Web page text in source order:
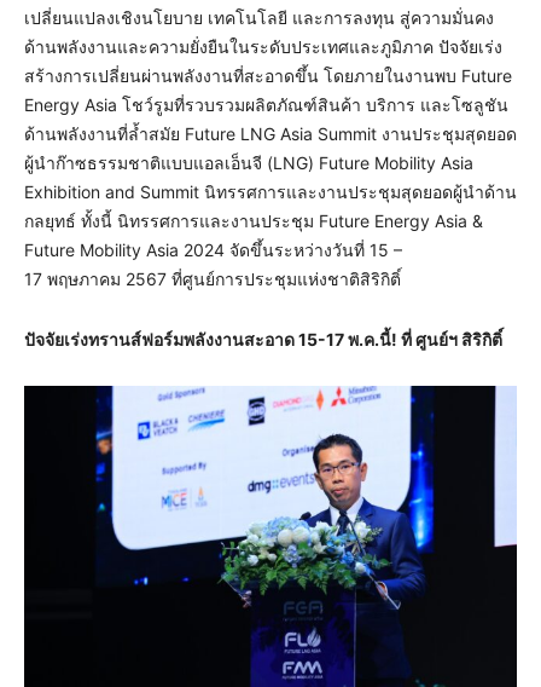
เปลี่ยนแปลงเชิงนโยบาย เทคโนโลยี และการลงทุน สู่ความมั่นคง
ด้านพลังงานและความยั่งยืนในระดับประเทศและภูมิภาค ปัจจัยเร่ง
สร้างการเปลี่ยนผ่านพลังงานที่สะอาดขึ้น โดยภายในงานพบ Future
Energy Asia โชว์รูมที่รวบรวมผลิตภัณฑ์สินค้า บริการ และโซลูชัน
ด้านพลังงานที่ล้ำสมัย Future LNG Asia Summit งานประชุมสุดยอด
ผู้นำก๊าซธรรมชาติแบบแอลเอ็นจี (LNG) Future Mobility Asia
Exhibition and Summit นิทรรศการและงานประชุมสุดยอดผู้นำด้าน
กลยุทธ์ ทั้งนี้ นิทรรศการและงานประชุม Future Energy Asia &
Future Mobility Asia 2024 จัดขึ้นระหว่างวันที่ 15 –
17 พฤษภาคม 2567 ที่ศูนย์การประชุมแห่งชาติสิริกิติ์
ปัจจัยเร่งทรานส์ฟอร์มพลังงานสะอาด15-17 พ.ค.นี้! ที่ ศูนย์ฯ สิริกิติ์